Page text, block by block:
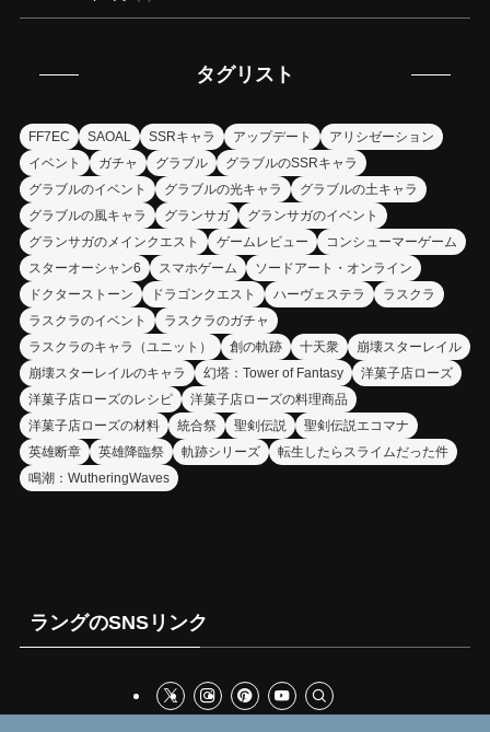
タグリスト
FF7EC SAOAL SSRキャラ アップデート
アリシゼーション
イベント
ガチャ グラブル
グラブルのSSRキャラ
グラブルのイベント
グラブルの光キャラ
グラブルの土キャラ
グラブルの風キャラ
グランサガ
グランサガのイベント
グランサガのメインクエスト
ゲームレビュー
コンシューマーゲーム
スターオーシャン6
スマホゲーム
ソードアート・オンライン
ドクターストーン
ドラゴンクエスト ハーヴェステラ
ラスクラ
ラスクラのイベント
ラスクラのガチャ
ラスクラのキャラ（ユニット）
創の軌跡 十天衆
崩壊スターレイル
崩壊スターレイルのキャラ
幻塔：Tower of Fantasy
洋菓子店ローズ
洋菓子店ローズのレシピ
洋菓子店ローズの料理商品
洋菓子店ローズの材料
統合祭 聖剣伝説
聖剣伝説エコマナ
英雄断章
英雄降臨祭 軌跡シリーズ
転生したらスライムだった件
鳴潮：WutheringWaves
ラングのSNSリンク